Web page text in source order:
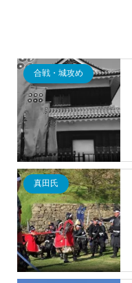
合戦・城攻め
真田氏